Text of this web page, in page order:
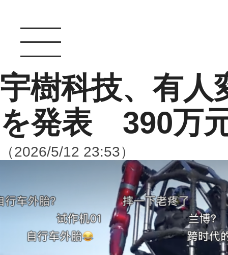
宇樹科技、有人
を発表 390万
（2026/5/12 23:53）